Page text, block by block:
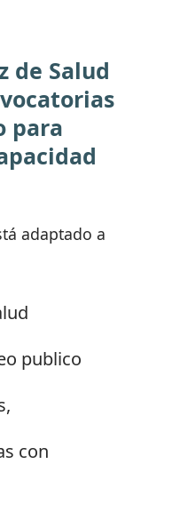
de Salud
para
adaptado a
publico
con